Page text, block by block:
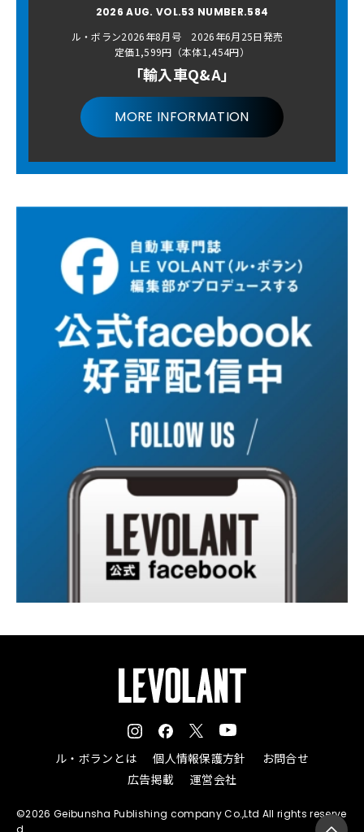
2026 AUG. VOL.53 NUMBER.584
ル・ボラン2026年8月号 2026年6月25日発売
定価1,599円（本体1,454円）
「輸入車Q&A」
MORE INFORMATION
ル・ボランとは 個人情報保護方針
お問合せ
広告掲載
運営会社
©2026 Geibunsha Publishing company Co.,Ltd All rights reserve
d.